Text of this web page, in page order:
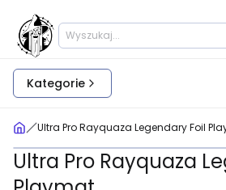
Kategorie
Ultra Pro Rayquaza Legendary Foil
Ultra Pro Rayquaza